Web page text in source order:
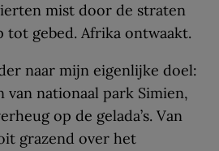
mist door de straten
gebed. Afrika ontwaakt.
naar mijn eigenlijke doel:
van nationaal park Simien,
op de gelada’s. Van
grazend over het